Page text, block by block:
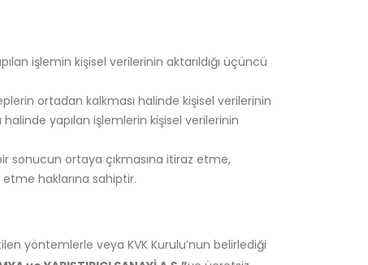
işlemin kişisel verilerinin aktarıldığı üçüncü
ortadan kalkması halinde kişisel verilerinin
yapılan işlemlerin kişisel verilerinin
sonucun ortaya çıkmasına itiraz etme,
haklarına sahiptir.
yöntemlerle veya KVK Kurulu’nun belirlediği